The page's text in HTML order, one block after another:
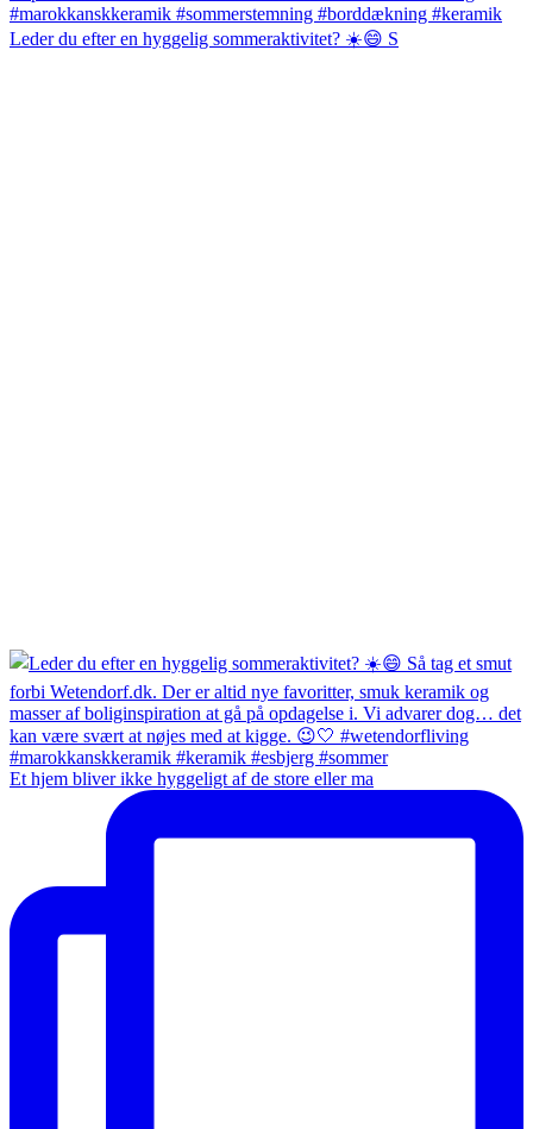
Leder du efter en hyggelig sommeraktivitet? ☀️😄 S
Et hjem bliver ikke hyggeligt af de store eller ma